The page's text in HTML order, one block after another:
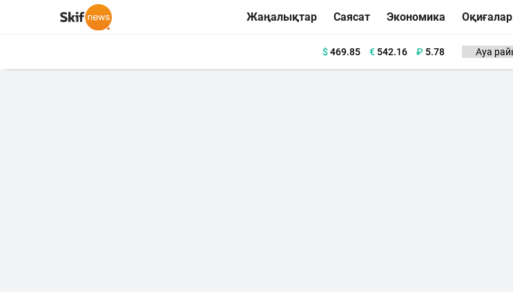
Жаңалықтар Саясат Экономика Оқиғалар
$469.85 €542.16 ₽ 5.78